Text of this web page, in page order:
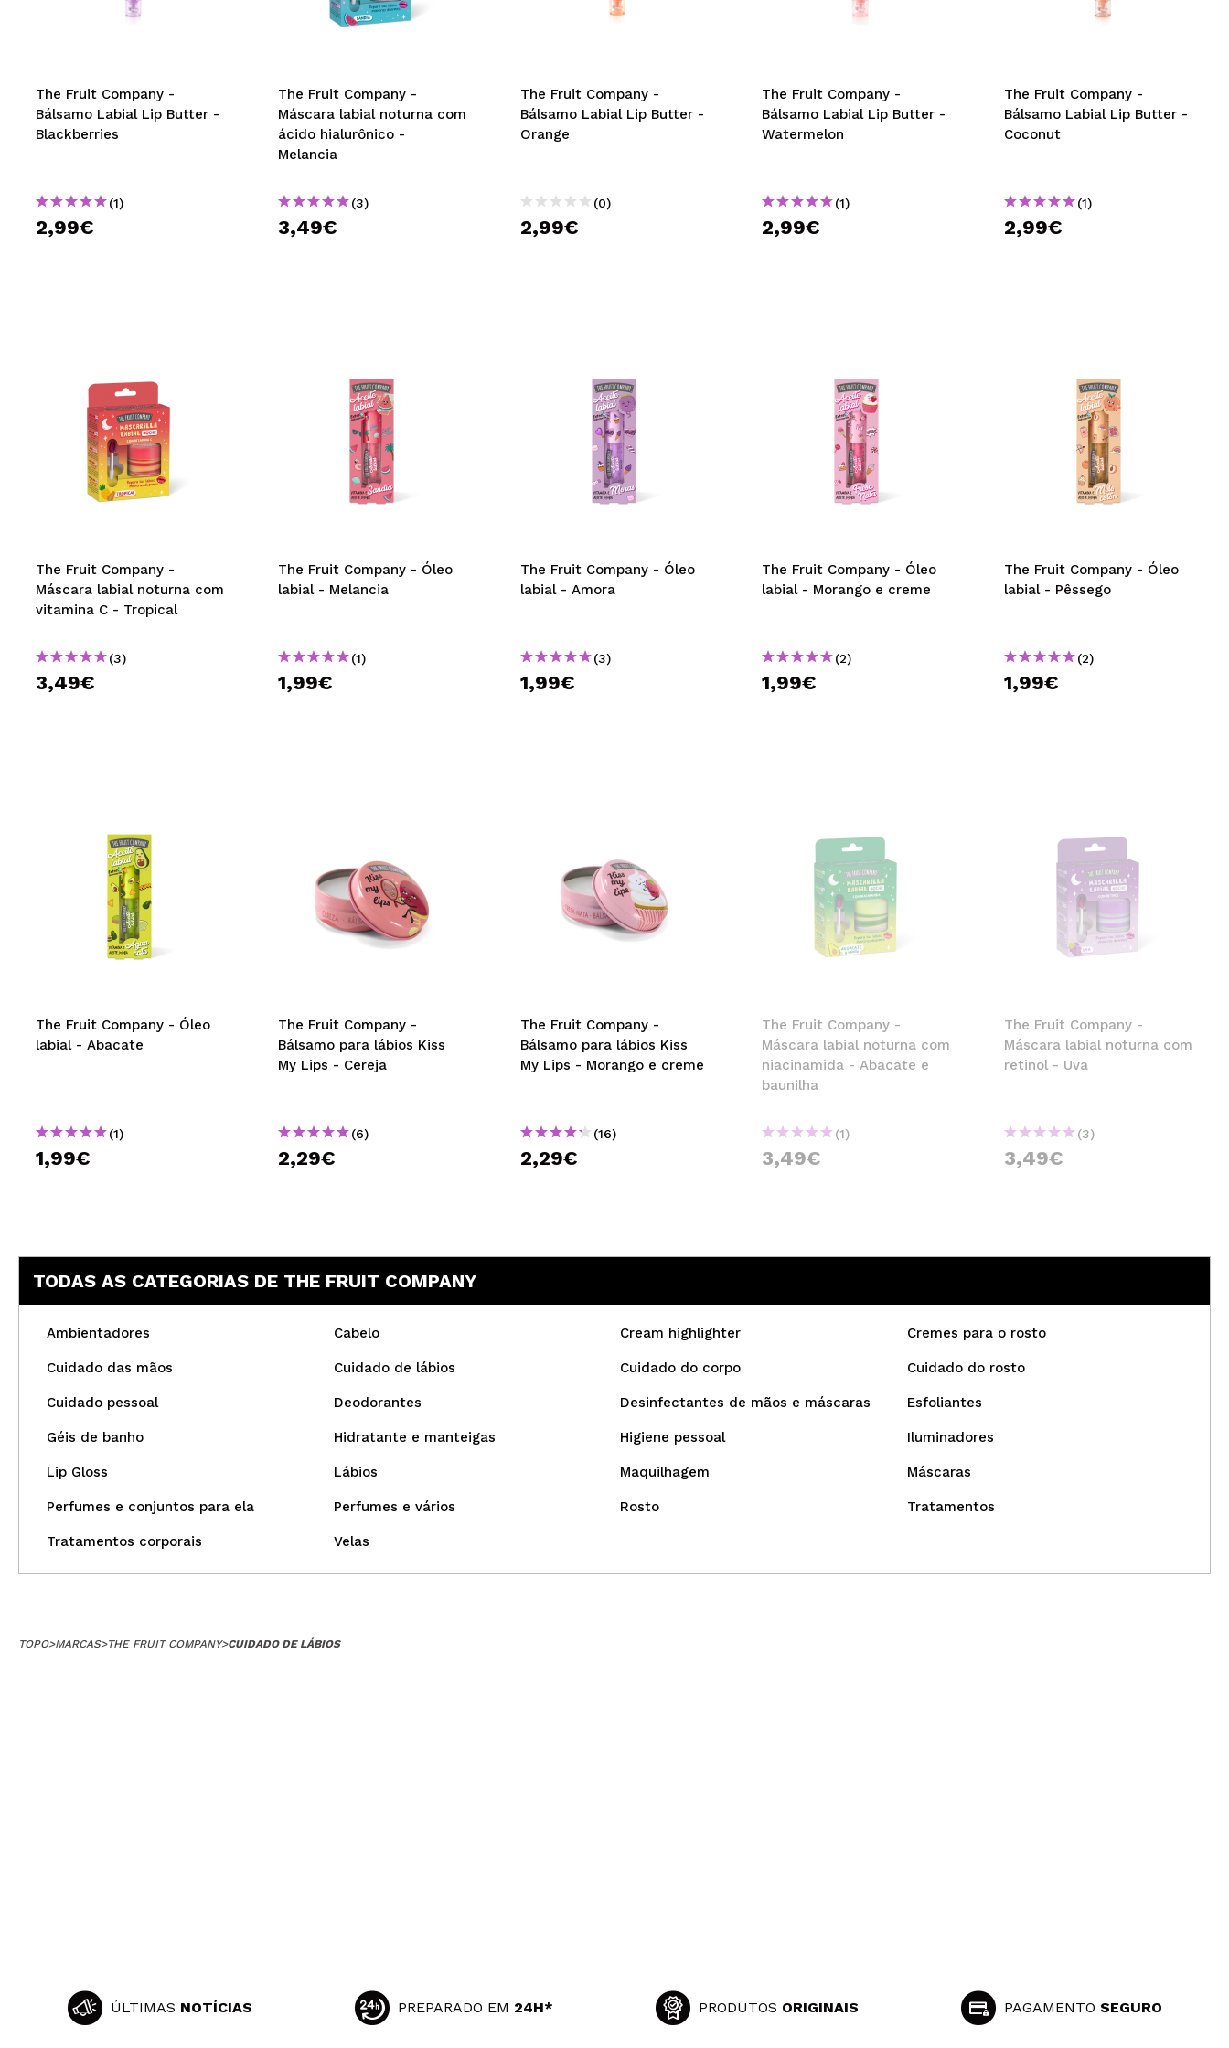
MAQUIFARMA
TRAVEL SIZE
NATURE
DESCONTOS
OUTLET
The Fruit Company -
Bálsamo Labial Lip Butter -
Blackberries
(1)
2,99€
The Fruit Company -
Máscara labial noturna com
ácido hialurônico -
Melancia
(3)
3,49€
The Fruit Company -
Bálsamo Labial Lip Butter -
Orange
(0)
2,99€
The Fruit Company -
Bálsamo Labial Lip Butter -
Watermelon
(1)
2,99€
The Fruit Company -
Bálsamo Labial Lip Butter -
Coconut
(1)
2,99€
The Fruit Company -
Máscara labial noturna com
vitamina C - Tropical
(3)
3,49€
The Fruit Company - Óleo
labial - Melancia
(1)
1,99€
The Fruit Company - Óleo
labial - Amora
(3)
1,99€
The Fruit Company - Óleo
labial - Morango e creme
(2)
1,99€
The Fruit Company - Óleo
labial - Pêssego
(2)
1,99€
The Fruit Company - Óleo
labial - Abacate
(1)
1,99€
The Fruit Company -
Bálsamo para lábios Kiss
My Lips - Cereja
(6)
2,29€
The Fruit Company -
Bálsamo para lábios Kiss
My Lips - Morango e creme
(16)
2,29€
The Fruit Company -
Máscara labial noturna com
niacinamida - Abacate e
baunilha
(1)
3,49€
The Fruit Company -
Máscara labial noturna com
retinol - Uva
(3)
3,49€
TODAS AS CATEGORIAS DE THE FRUIT COMPANY
Ambientadores Cabelo Cream highlighter Cremes para o rosto
Cuidado das mãos Cuidado de lábios Cuidado do corpo Cuidado do rosto
Cuidado pessoal Deodorantes Desinfectantes de mãos e máscaras Esfoliantes
Géis de banho Hidratante e manteigas Higiene pessoal Iluminadores
Lip Gloss Lábios Maquilhagem Máscaras
Perfumes e conjuntos para ela Perfumes e vários Rosto Tratamentos
Tratamentos corporais Velas
TOPO>MARCAS>THE FRUIT COMPANY>CUIDADO DE LÁBIOS
ÚLTIMAS NOTÍCIAS PREPARADO EM 24H* PRODUTOS ORIGINAIS PAGAMENTOSEGURO